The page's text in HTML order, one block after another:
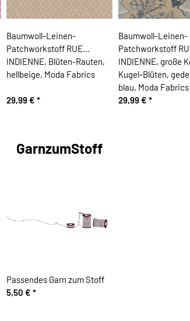
Baumwoll-Leinen-
Patchworkstoff RUE
INDIENNE, Blüten-Rauten,
hellbeige, Moda Fabrics
29,99 € *
Baumwoll-Leinen-
Patchworkstoff
INDIENNE, große
Kugel-Blüten,
blau, Moda Fabrics
29,99 € *
GarnzumStoff
Passendes Garn zum Stoff
5,50 € *